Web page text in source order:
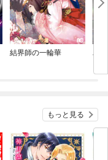
結界師の一輪華
バ
今
もっと見る